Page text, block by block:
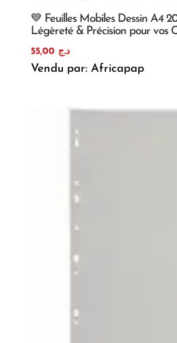
💙 Feuilles Mobiles Dessin A4
Légèreté & Précision pour vos
د.ج 55,00
Vendu par: Africapap